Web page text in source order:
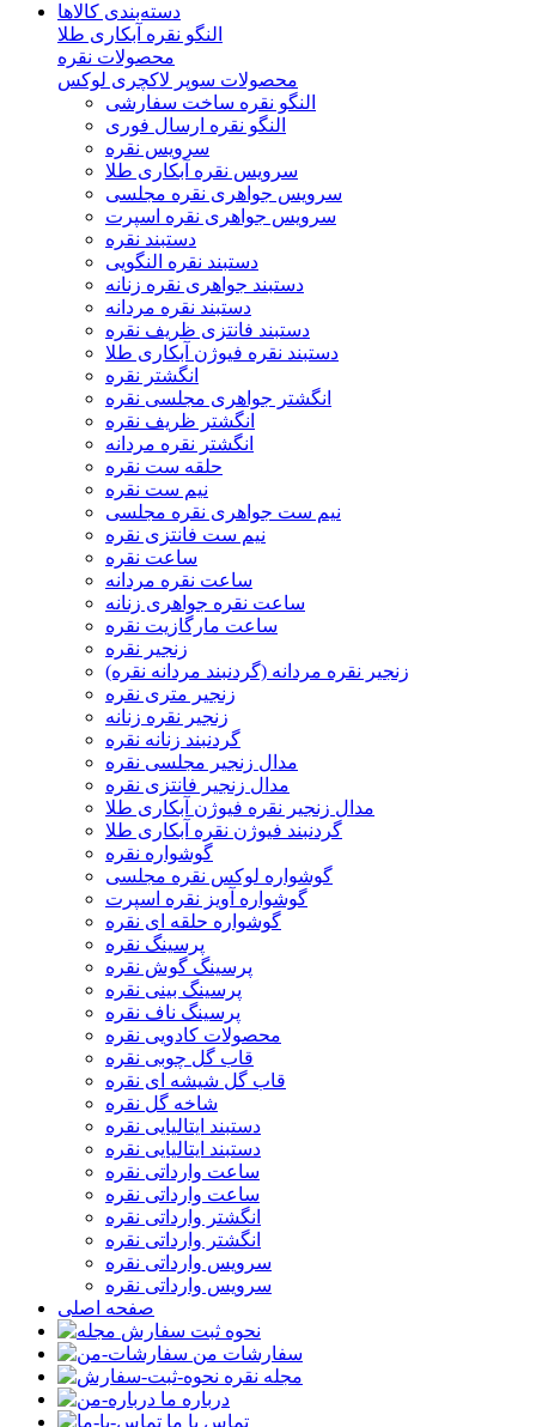
دسته‌بندی‌ کالاها
النگو نقره آبکاری طلا
محصولات نقره
محصولات سوپر لاکچری لوکس
النگو نقره ساخت سفارشی
النگو نقره ارسال فوری
سرویس نقره
سرویس نقره آبکاری طلا
سرویس جواهری نقره مجلسی
سرویس جواهری نقره اسپرت
دستبند نقره
دستبند نقره النگویی
دستبند جواهری نقره زنانه
دستبند نقره مردانه
دستبند فانتزی ظریف نقره
دستبند نقره فیوژن آبکاری طلا
انگشتر نقره
انگشتر جواهری مجلسی نقره
انگشتر ظریف نقره
انگشتر نقره مردانه
حلقه ست نقره
نیم ست نقره
نیم ست جواهری نقره مجلسی
نیم ست فانتزی نقره
ساعت نقره
ساعت نقره مردانه
ساعت نقره جواهری زنانه
ساعت مارگازیت نقره
زنجیر نقره
زنجیر نقره مردانه (گردنبند مردانه نقره)
زنجیر متری نقره
زنجیر نقره زنانه
گردنبند زنانه نقره
مدال زنجیر مجلسی نقره
مدال زنجیر فانتزی نقره
مدال زنجیر نقره فیوژن آبکاری طلا
گردنبند فیوژن نقره آبکاری طلا
گوشواره نقره
گوشواره لوکس نقره مجلسی
گوشواره آویز نقره اسپرت
گوشواره حلقه ای نقره
پرسینگ نقره
پرسینگ گوش نقره
پرسینگ بینی نقره
پرسینگ ناف نقره
محصولات کادویی نقره
قاب گل چوبی نقره
قاب گل شیشه ای نقره
شاخه گل نقره
دستبند ایتالیایی نقره
دستبند ایتالیایی نقره
ساعت وارداتی نقره
ساعت وارداتی نقره
انگشتر وارداتی نقره
انگشتر وارداتی نقره
سرویس وارداتی نقره
سرویس وارداتی نقره
صفحه اصلی
نحوه ثبت سفارش
سفارشات من
مجله نقره
درباره ما
تماس با ما